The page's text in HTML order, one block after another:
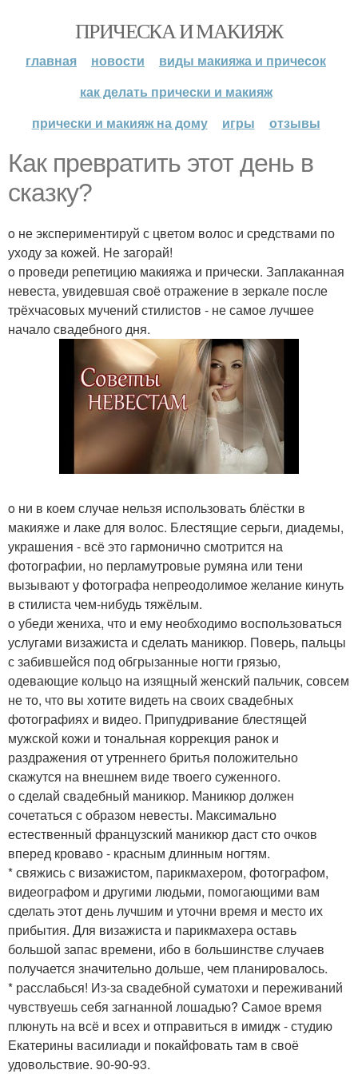
ПРИЧЕСКА И МАКИЯЖ
главная новости
виды макияжа и причесок
как делать прически и макияж
прически и макияж на дому
игры отзывы
Как превратить этот день в
сказку?
o не экспериментируй с цветом волос и средствами по
уходу за кожей. Не загорай!
o проведи репетицию макияжа и прически. Заплаканная
невеста, увидевшая своё отражение в зеркале после
трёхчасовых мучений стилистов - не самое лучшее
начало свадебного дня.
o ни в коем случае нельзя использовать блёстки в
макияже и лаке для волос. Блестящие серьги, диадемы,
украшения - всё это гармонично смотрится на
фотографии, но перламутровые румяна или тени
вызывают у фотографа непреодолимое желание кинуть
в стилиста чем-нибудь тяжёлым.
o убеди жениха, что и ему необходимо воспользоваться
услугами визажиста и сделать маникюр. Поверь, пальцы
с забившейся под обгрызанные ногти грязью,
одевающие кольцо на изящный женский пальчик, совсем
не то, что вы хотите видеть на своих свадебных
фотографиях и видео. Припудривание блестящей
мужской кожи и тональная коррекция ранок и
раздражения от утреннего бритья положительно
скажутся на внешнем виде твоего суженного.
o сделай свадебный маникюр. Маникюр должен
сочетаться с образом невесты. Максимально
естественный французский маникюр даст сто очков
вперед кроваво - красным длинным ногтям.
* свяжись с визажистом, парикмахером, фотографом,
видеографом и другими людьми, помогающими вам
сделать этот день лучшим и уточни время и место их
прибытия. Для визажиста и парикмахера оставь
большой запас времени, ибо в большинстве случаев
получается значительно дольше, чем планировалось.
* расслабься! Из-за свадебной суматохи и переживаний
чувствуешь себя загнанной лошадью? Самое время
плюнуть на всё и всех и отправиться в имидж - студию
Екатерины василиади и покайфовать там в своё
удовольствие. 90-90-93.